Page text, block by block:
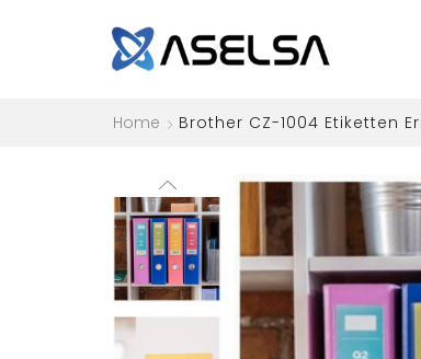
Home Brother CZ-1004 Etiketten